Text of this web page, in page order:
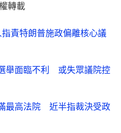
轉載
責特朗普施政偏離核心議
舉面臨不利 或失眾議院控
最高法院 近半指裁決受政